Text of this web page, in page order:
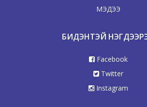
МЭДЭЭ
БИДЭНТЭЙ
Facebook
Twitter
Instagram